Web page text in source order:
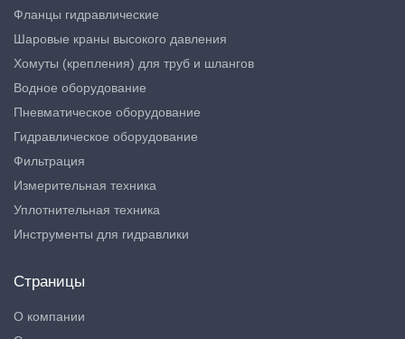
Фланцы гидравлические
Шаровые краны высокого давления
Хомуты (крепления) для труб и шлангов
Водное оборудование
Пневматическое оборудование
Гидравлическое оборудование
Фильтрация
Измерительная техника
Уплотнительная техника
Инструменты для гидравлики
Страницы
О компании